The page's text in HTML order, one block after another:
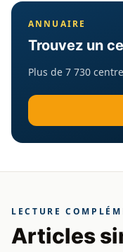
ANNUAIRE
Trouvez un
Plus de 7 730
LECTURE
Articles